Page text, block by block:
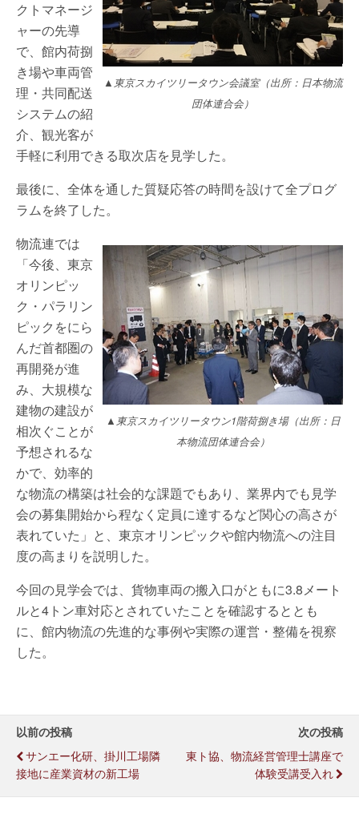
▲東京スカイツリータウン会議室（出所：日本物流
団体連合会）
クトマネージ
ャーの先導
で、館内荷捌
き場や車両管
理・共同配送
システムの紹
介、観光客が
手軽に利用できる取次店を見学した。
最後に、全体を通した質疑応答の時間を設けて全プログ
ラムを終了した。
▲東京スカイツリータウン1階荷捌き場（出所：日
本物流団体連合会）
物流連では
「今後、東京
オリンピッ
ク・パラリン
ピックをにら
んだ首都圏の
再開発が進
み、大規模な
建物の建設が
相次ぐことが
予想されるな
かで、効率的
な物流の構築は社会的な課題でもあり、業界内でも見学
会の募集開始から程なく定員に達するなど関心の高さが
表れていた」と、東京オリンピックや館内物流への注目
度の高まりを説明した。
今回の見学会では、貨物車両の搬入口がともに3.8メート
ルと4トン車対応とされていたことを確認するととも
に、館内物流の先進的な事例や実際の運営・整備を視察
した。
以前の投稿
サンエー化研、掛川工場隣
接地に産業資材の新工場
次の投稿
東ト協、物流経営管理士講座で
体験受講受入れ